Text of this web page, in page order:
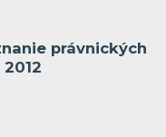
právnických